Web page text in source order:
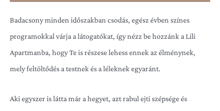
Badacsony minden időszakban csodás, egész évben színes
programokkal várja a látogatókat, így nézz be hozzánk a Lili
Apartmanba, hogy Te is részese lehess ennek az élménynek,
mely feltöltődés a testnek és a léleknek egyaránt.
Aki egyszer is látta már a hegyet, azt rabul ejti szépsége és